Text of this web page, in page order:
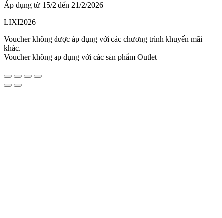
Áp dụng từ 15/2 đến 21/2/2026
LIXI2026
Voucher không được áp dụng với các chương trình khuyến mãi
khác.
Voucher không áp dụng với các sản phẩm Outlet